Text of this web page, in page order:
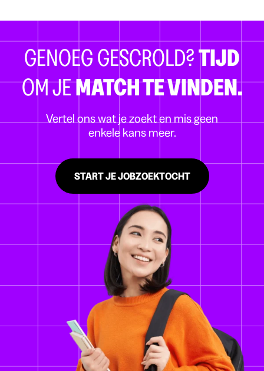
GENOEG GESCROLD?TIJD
OM JEMATCH TE VINDEN.
Vertel ons wat je zoekt en mis geen
enkele kans meer.
START JE JOBZOEKTOCHT